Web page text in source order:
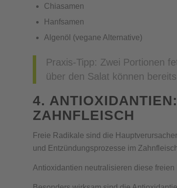
Chiasamen
Hanfsamen
Algenöl (vegane Alternative)
Praxis-Tipp: Zwei Portionen
über den Salat können
4.
ZAHNFLEISCH
Freie Radikale sind die
und Entzündungsprozesse im
Antioxidantien neutralisieren diese